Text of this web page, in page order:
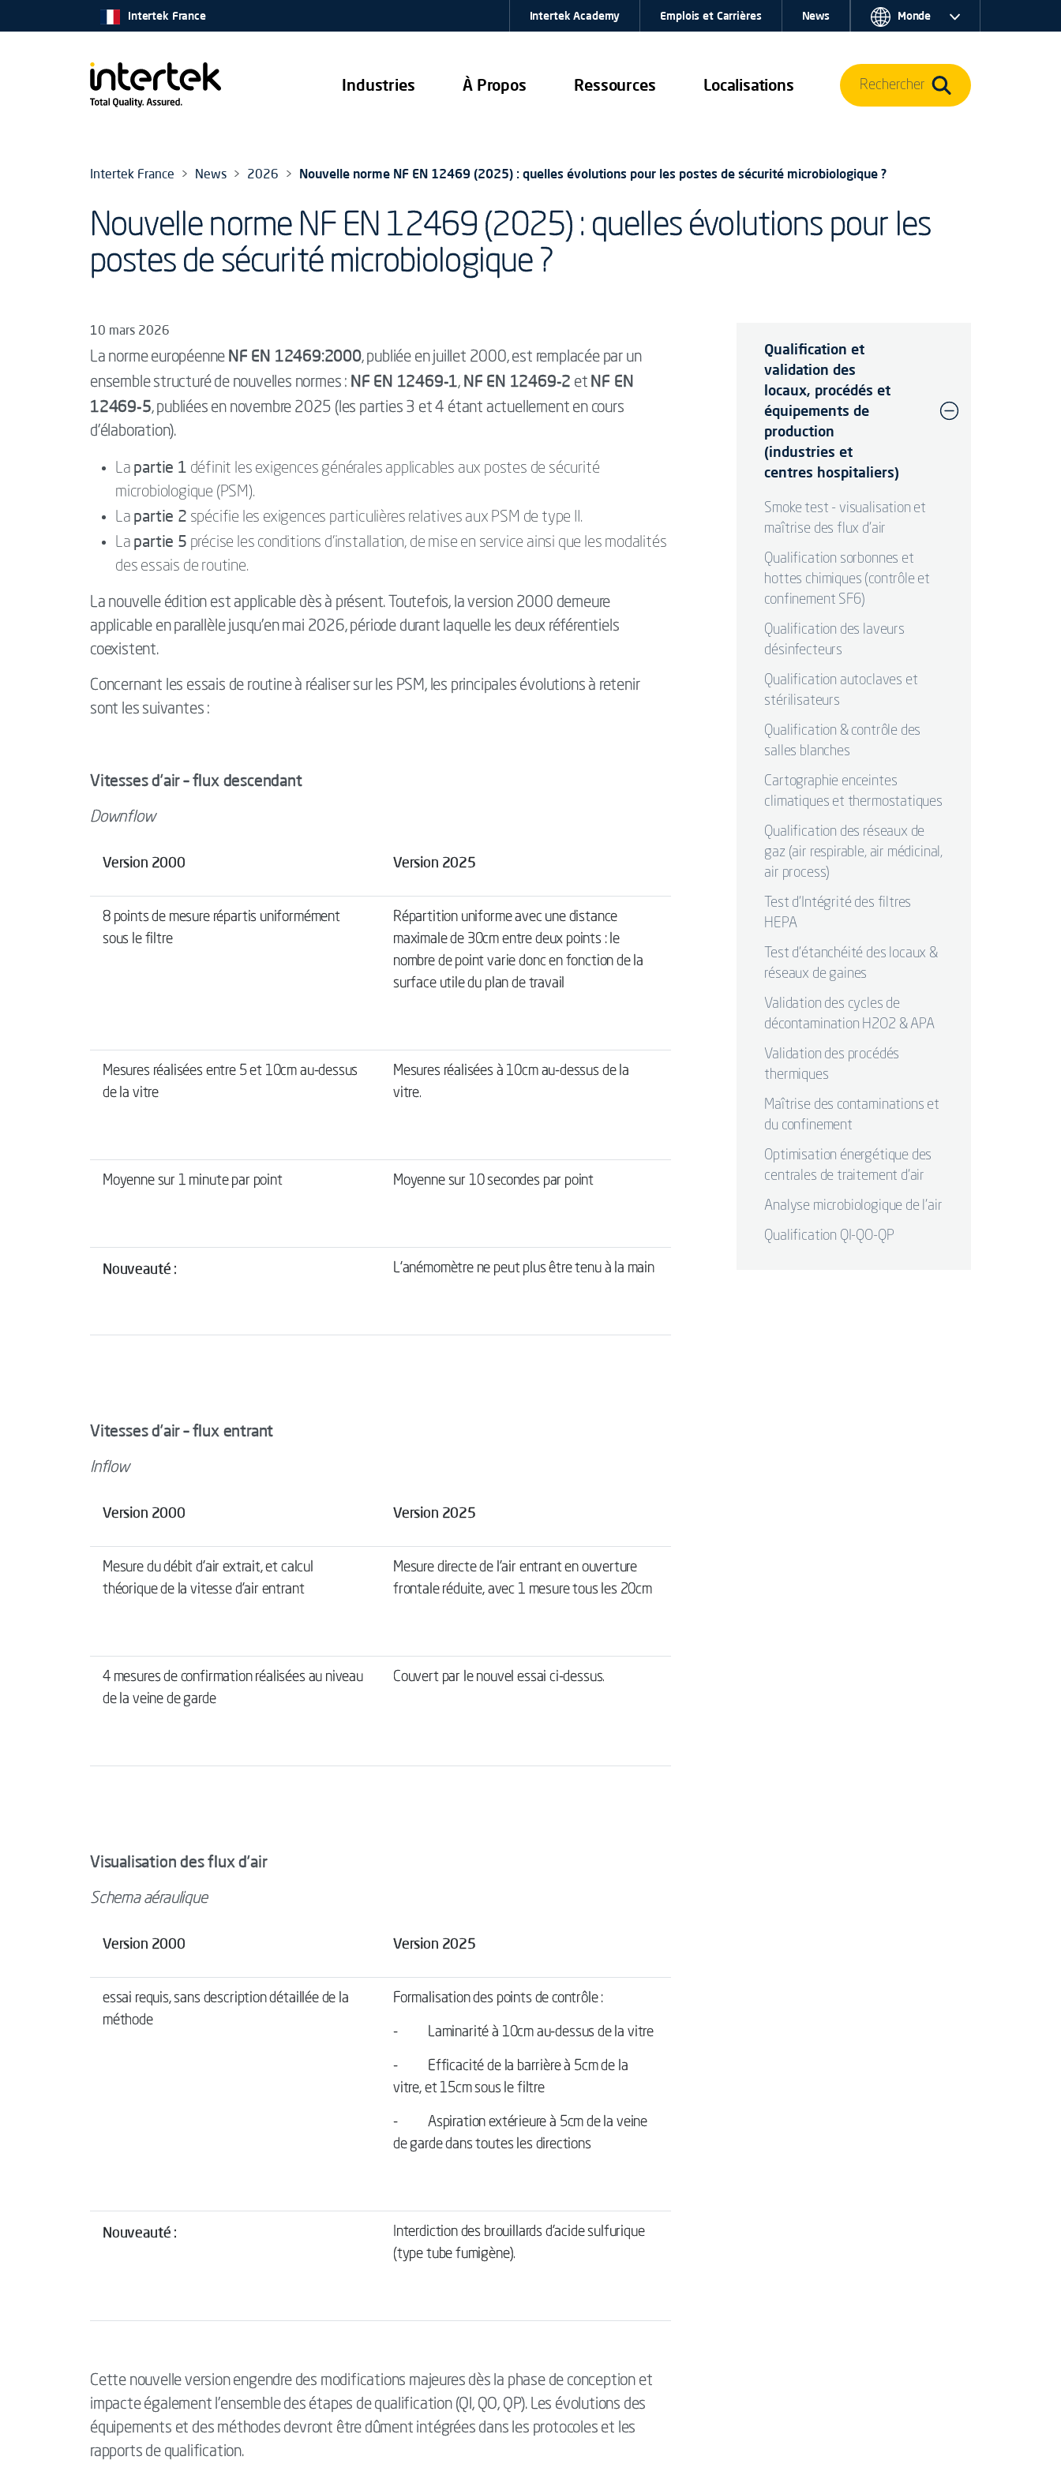
Industries À Propos Ressources Localisations
Intertek France Intertek Academy Emplois et Carrières News Monde
Rechercher
Intertek France News 2026 Nouvelle norme NF EN 12469 (2025) : quelles évolutions pour les postes de sécurité microbiologique ?
Nouvelle norme NF EN 12469 (2025) : quelles évolutions pour les
postes de sécurité microbiologique ?
10 mars 2026
La norme européenne NF EN 12469:2000, publiée en juillet 2000, est remplacée par un
ensemble structuré de nouvelles normes : NF EN 12469-1, NF EN 12469-2 et NF EN
12469-5, publiées en novembre 2025 (les parties 3 et 4 étant actuellement en cours
d’élaboration).
La partie 1 définit les exigences générales applicables aux postes de sécurité
microbiologique (PSM).
La partie 2 spécifie les exigences particulières relatives aux PSM de type II.
La partie 5 précise les conditions d’installation, de mise en service ainsi que les modalités
des essais de routine.
La nouvelle édition est applicable dès à présent. Toutefois, la version 2000 demeure
applicable en parallèle jusqu’en mai 2026, période durant laquelle les deux référentiels
coexistent.
Concernant les essais de routine à réaliser sur les PSM, les principales évolutions à retenir
sont les suivantes :
Vitesses d’air – flux descendant
Downflow
Version 2000 Version 2025
8 points de mesure répartis uniformément
sous le filtre
Répartition uniforme avec une distance
maximale de 30cm entre deux points : le
nombre de point varie donc en fonction de la
surface utile du plan de travail
Mesures réalisées entre 5 et 10cm au-dessus
de la vitre
Mesures réalisées à 10cm au-dessus de la
vitre.
Moyenne sur 1 minute par point Moyenne sur 10 secondes par point
Nouveauté : L’anémomètre ne peut plus être tenu à la main
Vitesses d’air – flux entrant
Inflow
Version 2000 Version 2025
Mesure du débit d’air extrait, et calcul
théorique de la vitesse d’air entrant
Mesure directe de l’air entrant en ouverture
frontale réduite, avec 1 mesure tous les 20cm
4 mesures de confirmation réalisées au niveau
de la veine de garde
Couvert par le nouvel essai ci-dessus.
Visualisation des flux d’air
Schema aéraulique
Version 2000 Version 2025
essai requis, sans description détaillée de la
méthode
Formalisation des points de contrôle :
- Laminarité à 10cm au-dessus de la vitre
- Efficacité de la barrière à 5cm de la
vitre, et 15cm sous le filtre
- Aspiration extérieure à 5cm de la veine
de garde dans toutes les directions
Nouveauté :
Interdiction des brouillards d’acide sulfurique
(type tube fumigène).
Cette nouvelle version engendre des modifications majeures dès la phase de conception et
impacte également l’ensemble des étapes de qualification (QI, QO, QP). Les évolutions des
équipements et des méthodes devront être dûment intégrées dans les protocoles et les
rapports de qualification.
Qualification et
validation des
locaux, procédés et
équipements de
production
(industries et
centres hospitaliers)
Smoke test - visualisation et
maîtrise des flux d’air
Qualification sorbonnes et
hottes chimiques (contrôle et
confinement SF6)
Qualification des laveurs
désinfecteurs
Qualification autoclaves et
stérilisateurs
Qualification & contrôle des
salles blanches
Cartographie enceintes
climatiques et thermostatiques
Qualification des réseaux de
gaz (air respirable, air médicinal,
air process)
Test d'Intégrité des filtres
HEPA
Test d’étanchéité des locaux &
réseaux de gaines
Validation des cycles de
décontamination H2O2 & APA
Validation des procédés
thermiques
Maîtrise des contaminations et
du confinement
Optimisation énergétique des
centrales de traitement d’air
Analyse microbiologique de l'air
Qualification QI-QO-QP